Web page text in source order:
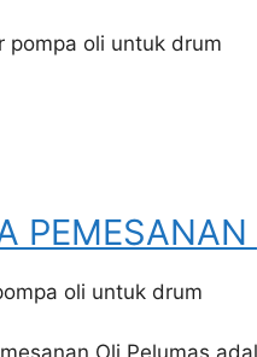
PEMESANAN
oli untuk drum
Oli Pelumas